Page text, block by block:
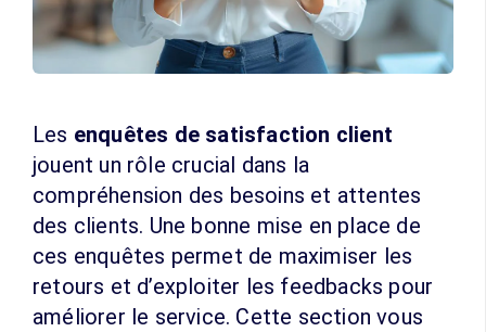
Les enquêtes de satisfaction client
jouent un rôle crucial dans la
compréhension des besoins et attentes
des clients. Une bonne mise en place de
ces enquêtes permet de maximiser les
retours et d’exploiter les feedbacks pour
améliorer le service. Cette section vous